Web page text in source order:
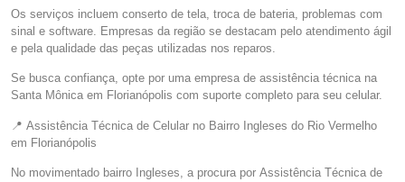
Os serviços incluem conserto de tela, troca de bateria, problemas com
sinal e software. Empresas da região se destacam pelo atendimento ágil
e pela qualidade das peças utilizadas nos reparos.
Se busca confiança, opte por uma empresa de assistência técnica na
Santa Mônica em Florianópolis com suporte completo para seu celular.
📍 Assistência Técnica de Celular no Bairro Ingleses do Rio Vermelho
em Florianópolis
No movimentado bairro Ingleses, a procura por Assistência Técnica de